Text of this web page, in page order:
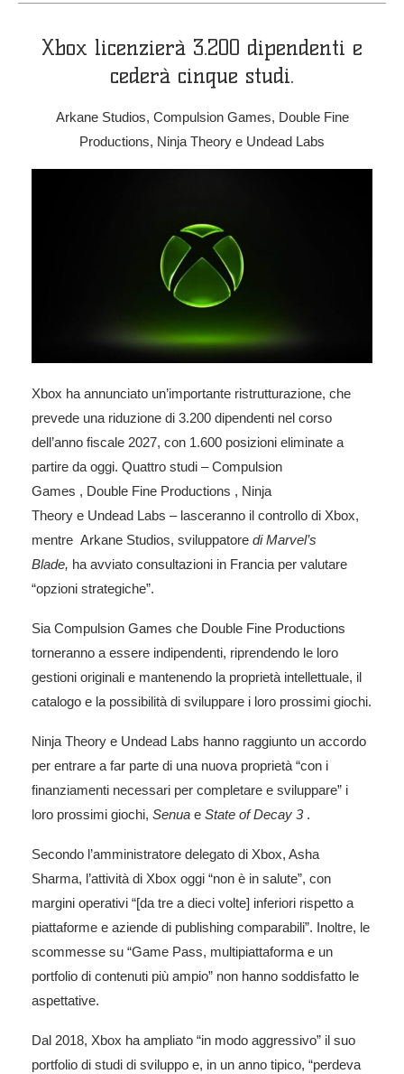
Xbox licenzierà 3.200 dipendenti e
cederà cinque studi.
Arkane Studios, Compulsion Games, Double Fine
Productions, Ninja Theory e Undead Labs
Xbox ha annunciato un’importante ristrutturazione, che
prevede una riduzione di 3.200 dipendenti nel corso
dell’anno fiscale 2027, con 1.600 posizioni eliminate a
partire da oggi. Quattro studi –Compulsion
Games , Double Fine Productions , Ninja
Theory e Undead Labs – lasceranno il controllo di Xbox,
mentre Arkane Studios, sviluppatore di Marvel’s
Blade, ha avviato consultazioni in Francia per valutare
“opzioni strategiche”.
Sia Compulsion Games che Double Fine Productions
torneranno a essere indipendenti, riprendendo le loro
gestioni originali e mantenendo la proprietà intellettuale, il
catalogo e la possibilità di sviluppare i loro prossimi giochi.
Ninja Theory e Undead Labs hanno raggiunto un accordo
per entrare a far parte di una nuova proprietà “con i
finanziamenti necessari per completare e sviluppare” i
loro prossimi giochi, Senua e State of Decay 3.
Secondo l’amministratore delegato di Xbox, Asha
Sharma, l’attività di Xbox oggi “non è in salute”, con
margini operativi “[da tre a dieci volte] inferiori rispetto a
piattaforme e aziende di publishing comparabili”. Inoltre, le
scommesse su “Game Pass, multipiattaforma e un
portfolio di contenuti più ampio” non hanno soddisfatto le
aspettative.
Dal 2018, Xbox ha ampliato “in modo aggressivo” il suo
portfolio di studi di sviluppo e, in un anno tipico, “perdeva